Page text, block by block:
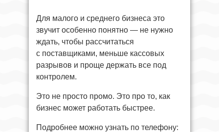
Для малого и среднего бизнеса это
звучит особенно понятно — не нужно
ждать, чтобы рассчитаться
с поставщиками, меньше кассовых
разрывов и проще держать все под
контролем.
Это не просто промо. Это про то, как
бизнес может работать быстрее.
Подробнее можно узнать по телефону: